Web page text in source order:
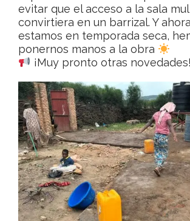
evitar que el acceso a la sala
convirtiera en un barrizal. Y
estamos en temporada seca,
ponernos manos a la obra
¡Muy pronto otras novedades!